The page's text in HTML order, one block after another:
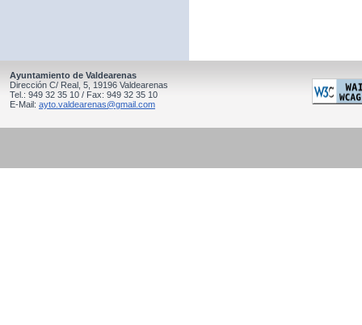
Ayuntamiento de Valdearenas
Dirección C/ Real, 5, 19196 Valdearenas
Tel.: 949 32 35 10 / Fax: 949 32 35 10
E-Mail: ayto.valdearenas@gmail.com